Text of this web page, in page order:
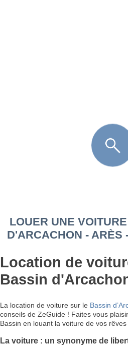
LOUER UNE
D'ARCACHON - ARÈS
Location de
Bassin
La location de voiture sur le Bassin
conseils de ZeGuide ! Faites vous
Bassin en louant la voiture de vos rêves
La voiture : un synonyme de